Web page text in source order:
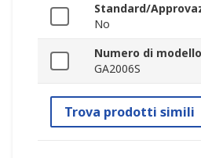
Standard/
No
Numero di modello
GA2006S
Trova prodotti simili